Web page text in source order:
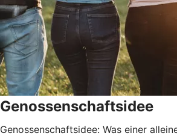
Genossenschaftsidee
Genossenschaftsidee: Was einer